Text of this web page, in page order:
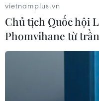
vietnamplus.vn
Chủ tịch Quốc hội
Phomvihane từ trần